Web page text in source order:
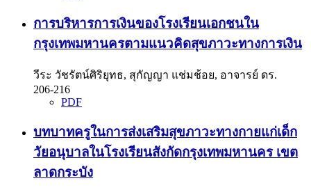
การบริหารการเงินของโรงเรียนเอกชนใน
กรุงเทพมหานครตามแนวคิดสุขภาวะทางการเงิน
วีระ วัชรัตน์ศิริยุทธ, สุกัญญา แช่มช้อย, อาจารย์ ดร.
206-216
PDF
บทบาทครูในการส่งเสริมสุขภาวะทางกายแก่เด็ก
วัยอนุบาลในโรงเรียนสังกัดกรุงเทพมหานคร เขต
ลาดกระบัง